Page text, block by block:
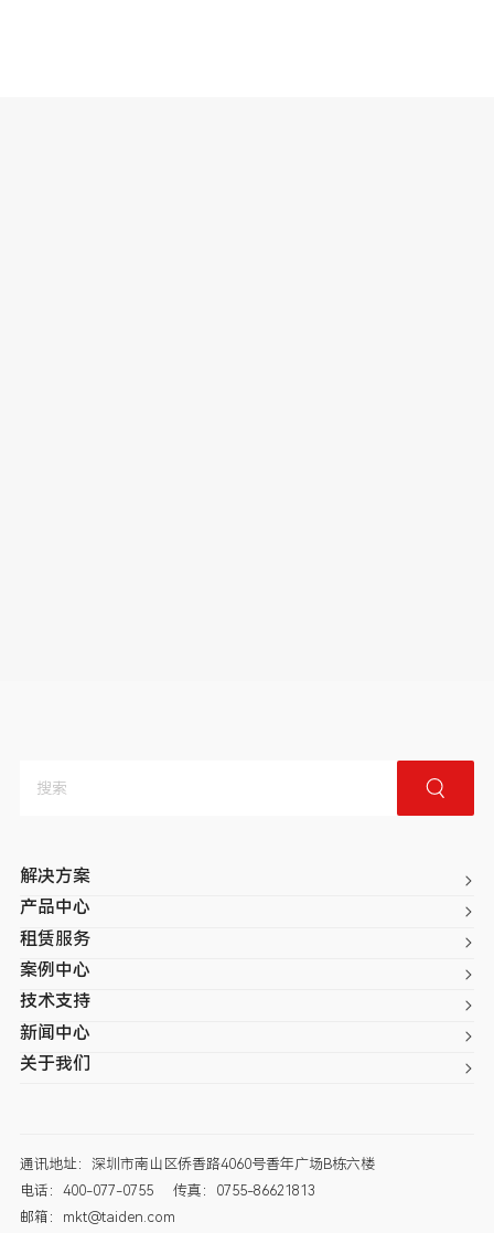
解决方案
产品中心
租赁服务
案例中心
技术支持
新闻中心
关于我们
通讯地址：深圳市南山区侨香路4060号香年广场B栋六楼
电话：400-077-0755
传真：0755-86621813
邮箱：mkt@taiden.com